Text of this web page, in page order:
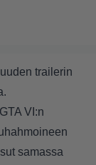
trailerin
VI:n
samassa